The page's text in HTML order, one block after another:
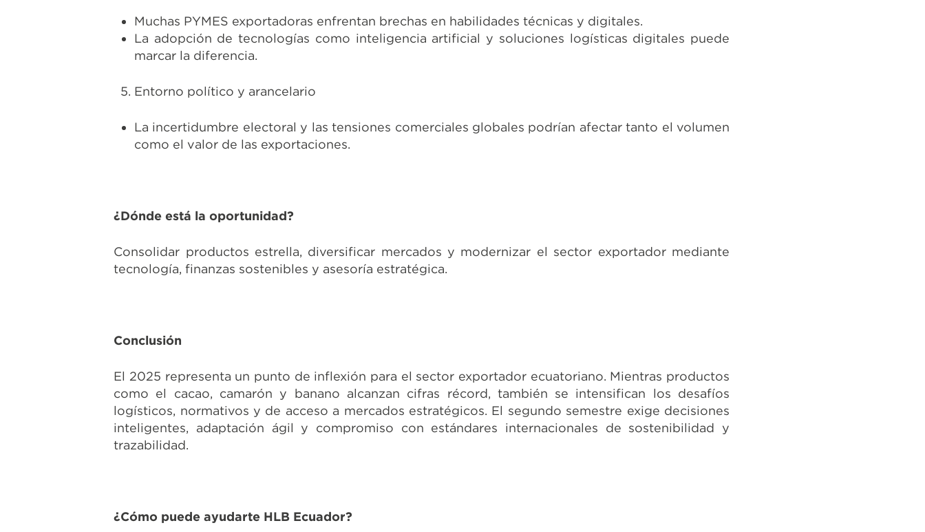
Muchas PYMES exportadoras enfrentan brechas en habilidades técnicas y digitales.
La adopción de tecnologías como inteligencia artificial y soluciones logísticas digitales puede
marcar la diferencia.
Entorno político y arancelario
La incertidumbre electoral y las tensiones comerciales globales podrían afectar tanto el volumen
como el valor de las exportaciones.
¿Dónde está la oportunidad?
Consolidar productos estrella, diversificar mercados y modernizar el sector exportador mediante
tecnología, finanzas sostenibles y asesoría estratégica.
Conclusión
El 2025 representa un punto de inflexión para el sector exportador ecuatoriano. Mientras productos
como el cacao, camarón y banano alcanzan cifras récord, también se intensifican los desafíos
logísticos, normativos y de acceso a mercados estratégicos. El segundo semestre exige decisiones
inteligentes, adaptación ágil y compromiso con estándares internacionales de sostenibilidad y
trazabilidad.
¿Cómo puede ayudarte HLB Ecuador?